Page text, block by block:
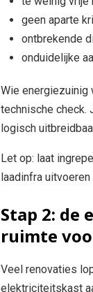
geen aparte
ontbrekende
onduidelijke
Wie energiezuinig
technische check.
logisch
Let op: laat
laadinfra
Stap 2:
ruimte
Veel renovaties
elektriciteitskast